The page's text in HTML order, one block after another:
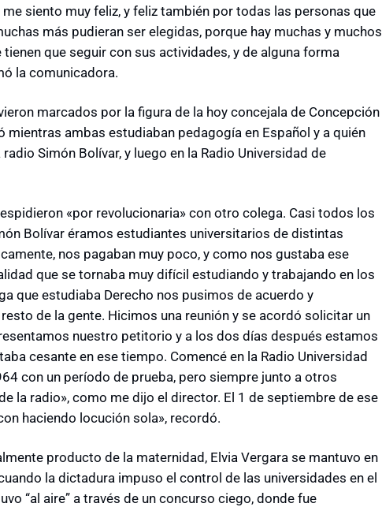
me siento muy feliz, y feliz también por todas las personas que
más pudieran ser elegidas, porque hay muchas y muchos
que seguir con sus actividades, y de alguna forma
la comunicadora.
marcados por la figura de la hoy concejala de Concepción
mientras ambas estudiaban pedagogía en Español y a quién
Simón Bolívar, y luego en la Radio Universidad de
«por revolucionaria» con otro colega. Casi todos los
Bolívar éramos estudiantes universitarios de distintas
nos pagaban muy poco, y como nos gustaba ese
que se tornaba muy difícil estudiando y trabajando en los
que estudiaba Derecho nos pusimos de acuerdo y
de la gente. Hicimos una reunión y se acordó solicitar un
nuestro petitorio y a los dos días después estamos
cesante en ese tiempo. Comencé en la Radio Universidad
con un período de prueba, pero siempre junto a otros
la radio», como me dijo el director. El 1 de septiembre de ese
haciendo locución sola», recordó.
producto de la maternidad, Elvia Vergara se mantuvo en
la dictadura impuso el control de las universidades en el
“al aire” a través de un concurso ciego, donde fue